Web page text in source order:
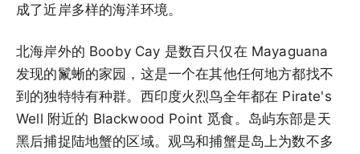
成了近岸多样的海洋环境。
北海岸外的 Booby Cay 是数百只仅在 Mayaguana
发现的鬣蜥的家园，这是一个在其他任何地方都找不
到的独特特有种群。西印度火烈鸟全年都在 Pirate's
Well 附近的 Blackwood Point 觅食。岛屿东部是天
黑后捕捉陆地蟹的区域。观鸟和捕蟹是岛上为数不多